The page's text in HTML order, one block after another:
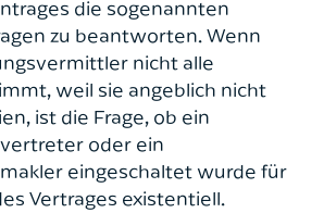
die sogenannten
zu beantworten. Wenn
nicht alle
weil sie angeblich nicht
ist die Frage, ob ein
oder ein
eingeschaltet wurde für
Vertrages existentiell.